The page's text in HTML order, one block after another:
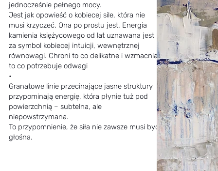
jednocześnie pełnego mocy.
Jest jak opowieść o kobiecej sile, która nie
musi krzyczeć. Ona po prostu jest. Energia
kamienia księżycowego od lat uznawana jest
za symbol kobiecej intuicji, wewnętrznej
równowagi. Chroni to co delikatne i wzmacnia
to co potrzebuje odwagi
•
Granatowe linie przecinające jasne struktury
przypominają energię, która płynie tuż pod
powierzchnią – subtelna, ale
niepowstrzymana.
To przypomnienie, że siła nie zawsze musi być
głośna.